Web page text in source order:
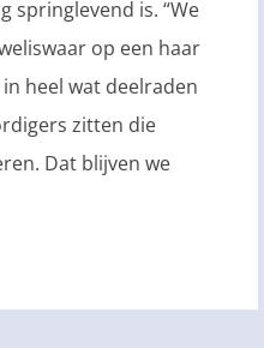
springlevend is. “We
op een haar
heel wat deelraden
zitten die
Dat blijven we